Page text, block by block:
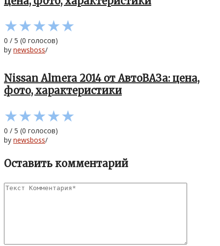
★★★★★
0 / 5 (0 голосов)
by newsboss/
Nissan Almera 2014 от АвтоВАЗа: цена,
фото, характеристики
★★★★★
0 / 5 (0 голосов)
by newsboss/
Оставить комментарий